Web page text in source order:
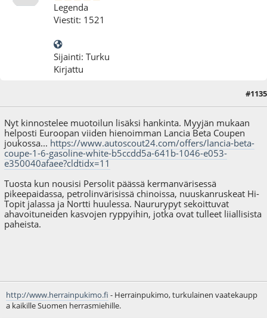
Legenda
Viestit: 1521
Sijainti: Turku
Kirjattu
#1135
Nyt kinnostelee muotoilun lisäksi hankinta. Myyjän mukaan
helposti Euroopan viiden hienoimman Lancia Beta Coupen
joukossa... https://www.autoscout24.com/offers/lancia-beta-
coupe-1-6-gasoline-white-b5ccdd5a-641b-1046-e053-
e350040afaee?cldtidx=11
Tuosta kun nousisi Persolit päässä kermanvärisessä
pikeepaidassa, petrolinvärisissä chinoissa, nuuskanruskeat Hi-
Topit jalassa ja Nortti huulessa. Naururypyt sekoittuvat
ahavoituneiden kasvojen ryppyihin, jotka ovat tulleet liiallisista
paheista.
http://www.herrainpukimo.fi - Herrainpukimo, turkulainen vaatekaupp
a kaikille Suomen herrasmiehille.